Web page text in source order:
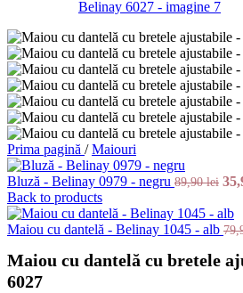
Prima pagină / Maiouri
Bluză - Belinay 0979 - negru 89,90lei
Back to products
Maiou cu dantelă - Belinay 1045 - alb
Maiou cu dantelă cu bretele
6027